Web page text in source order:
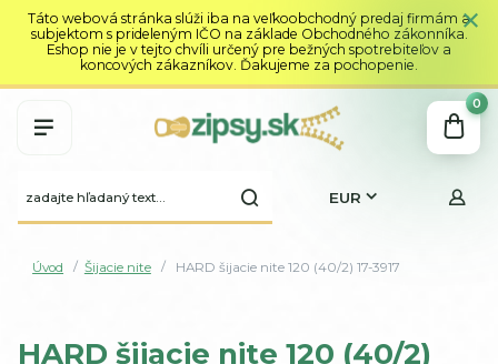
Táto webová stránka slúži iba na veľkoobchodný predaj firmám a
subjektom s prideleným IČO na základe Obchodného zákonníka.
Eshop nie je v tejto chvíli určený pre bežných spotrebiteľov a
koncových zákazníkov. Ďakujeme za pochopenie.
EUR
0
Úvod Šijacie nite HARD šijacie nite 120 (40/2) 17-3917
HARD šijacie nite 120 (40/2)